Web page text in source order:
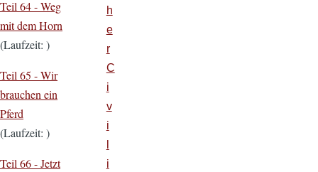
Teil 64 -Weg
mit dem Horn
(Laufzeit: )
Teil 65 -Wir
brauchen ein
Pferd
(Laufzeit: )
Teil 66 -Jetzt
h
e
r
C
i
v
i
i